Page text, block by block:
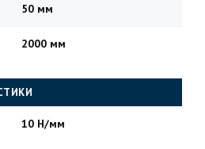
50 мм
2000 мм
10 Н/мм